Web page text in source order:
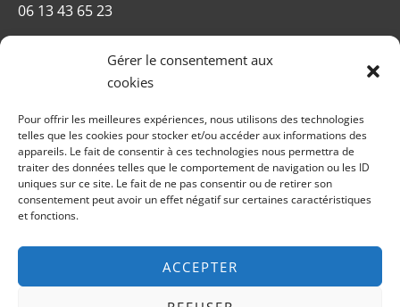
Gérer le consentement aux
cookies
Pour offrir les meilleures expériences, nous utilisons des technologies
telles que les cookies pour stocker et/ou accéder aux informations des
appareils. Le fait de consentir à ces technologies nous permettra de
traiter des données telles que le comportement de navigation ou les ID
uniques sur ce site. Le fait de ne pas consentir ou de retirer son
consentement peut avoir un effet négatif sur certaines caractéristiques
et fonctions.
ACCEPTER
06 13 43 65 23
Newsletters
Mentions légales
Conditions générales de vente